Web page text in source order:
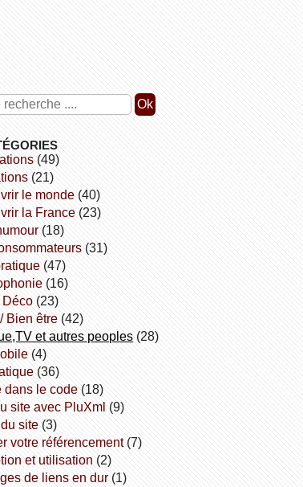
(49)
(21)
le monde (40)
la France (23)
(18)
(31)
(47)
(16)
Déco (23)
/ Bien être (42)
et autres peoples (28)
(4)
(36)
dans le code (18)
site avec PluXml (9)
site (3)
votre référencement(7)
et utilisation (2)
de liens en dur(1)